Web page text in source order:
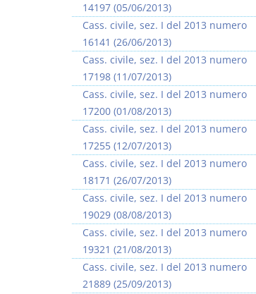
14197 (05/06/2013)
Cass. civile, sez. I del 2013 numero
16141 (26/06/2013)
Cass. civile, sez. I del 2013 numero
17198 (11/07/2013)
Cass. civile, sez. I del 2013 numero
17200 (01/08/2013)
Cass. civile, sez. I del 2013 numero
17255 (12/07/2013)
Cass. civile, sez. I del 2013 numero
18171 (26/07/2013)
Cass. civile, sez. I del 2013 numero
19029 (08/08/2013)
Cass. civile, sez. I del 2013 numero
19321 (21/08/2013)
Cass. civile, sez. I del 2013 numero
21889 (25/09/2013)
Prescrizione e
Versione ebook
Rapporto e
relazione
D. Minussi
Versione
(iva incl.)